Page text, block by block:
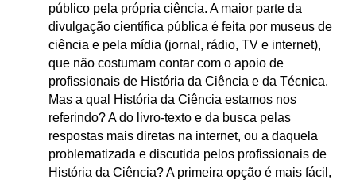
público pela própria ciência. A maior parte da
divulgação científica pública é feita por museus de
ciência e pela mídia (jornal, rádio, TV e internet),
que não costumam contar com o apoio de
profissionais de História da Ciência e da Técnica.
Mas a qual História da Ciência estamos nos
referindo? A do livro-texto e da busca pelas
respostas mais diretas na internet, ou a daquela
problematizada e discutida pelos profissionais de
História da Ciência? A primeira opção é mais fácil,